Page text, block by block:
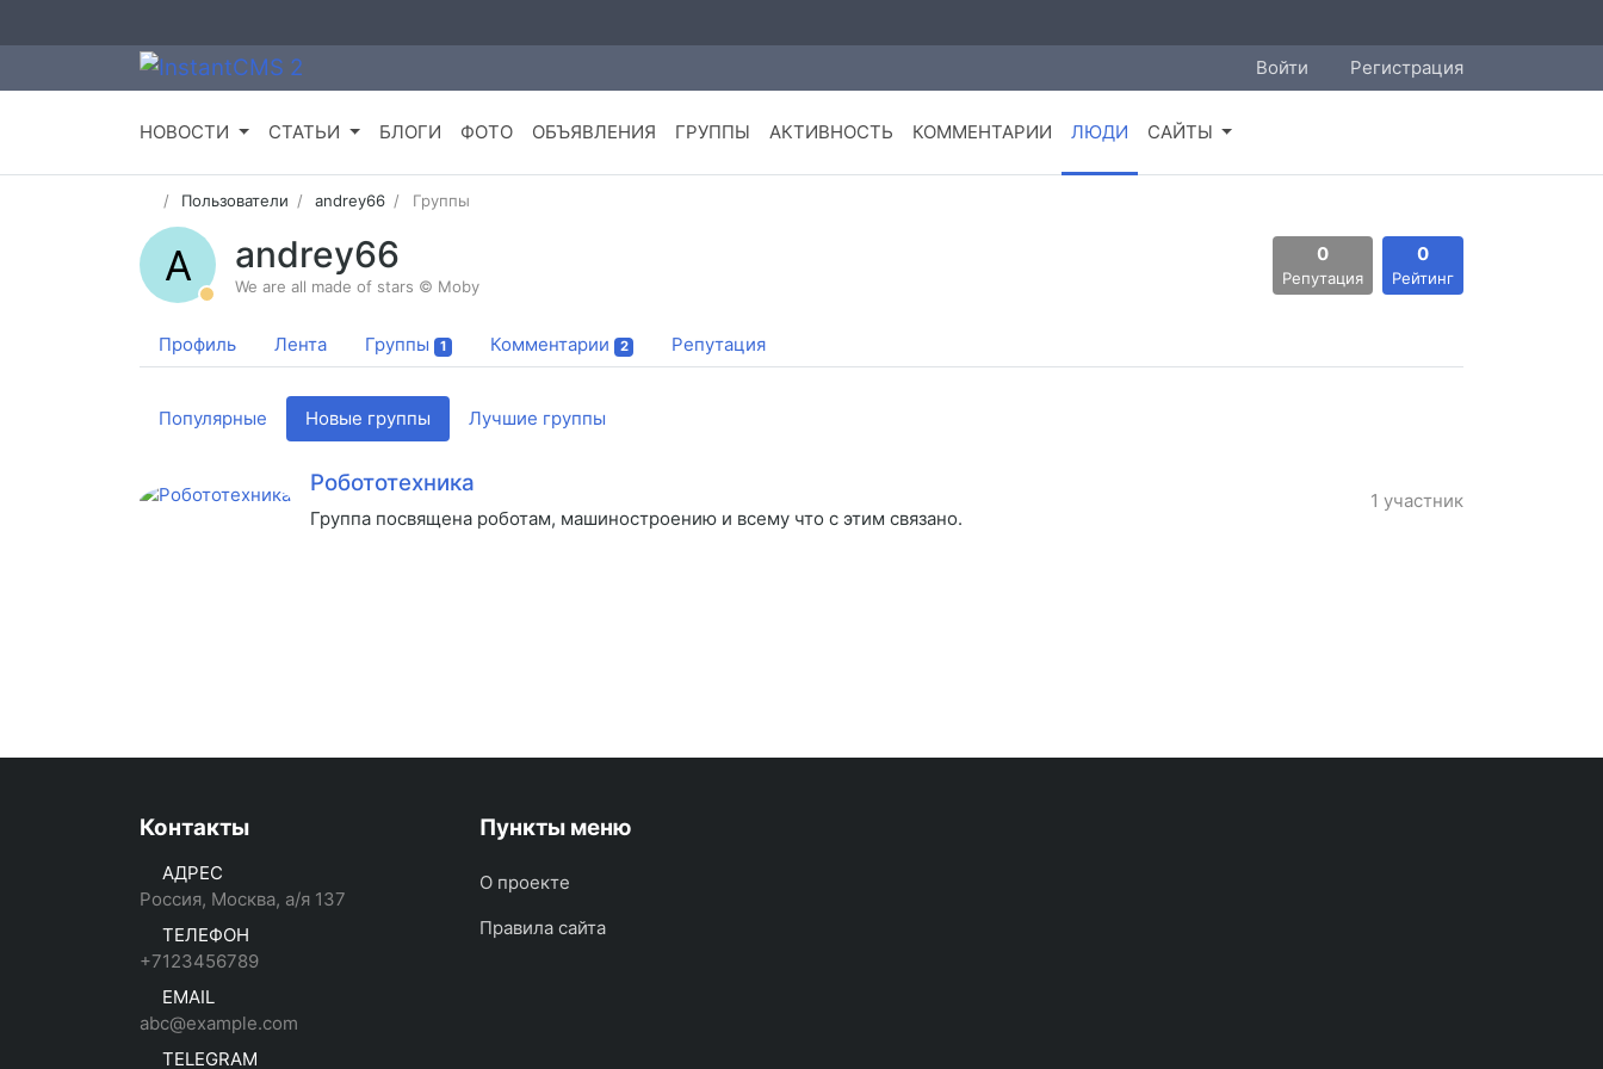
Войти Регистрация
НОВОСТИ СТАТЬИ БЛОГИ ФОТО ОБЪЯВЛЕНИЯ ГРУППЫ АКТИВНОСТЬ КОММЕНТАРИИ ЛЮДИ САЙТЫ
Пользователи andrey66 Группы
A andrey66
We are all made of stars © Moby
0
Репутация
0
Рейтинг
Профиль Лента Группы 1 Комментарии 2 Репутация
Популярные Новые группы Лучшие группы
Робототехника
Группа посвящена роботам, машиностроению и всему что с этим связано.
1 участник
Контакты
АДРЕС
Россия, Москва, а/я 137
ТЕЛЕФОН
+7123456789
EMAIL
abc@example.com
TELEGRAM
Пункты меню
О проекте
Правила сайта